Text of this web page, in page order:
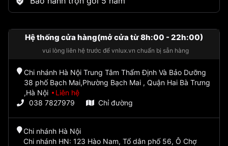
Hệ thống cửa hàng(mở cửa từ 8h:00 - 22h:00)
vui lòng liên hệ trước để vnlux.vn chuẩn bị sẵn hàng
Chi nhánh Hà Nội Trung Tâm Thẩm Định Và Bảo Dưỡng
38 phố Bạch Mai,Phường Bạch Mai , Quận Hai Bà Trưng
,Hà Nội
Liên hệ
038 7827979
Chỉ đường
Chi nhánh Hà Nội
Chi nhánh HN: 123 Hào Nam, Tổ dân phố 56, Ô Chợ